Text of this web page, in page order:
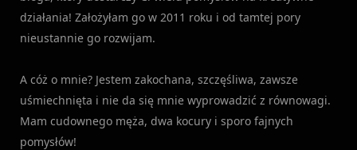
działania! Założyłam go w 2011 roku i od tamtej pory
nieustannie go rozwijam.
A cóż o mnie? Jestem zakochana, szczęśliwa, zawsze
uśmiechnięta i nie da się mnie wyprowadzić z równowagi.
Mam cudownego męża, dwa kocury i sporo fajnych
pomysłów!